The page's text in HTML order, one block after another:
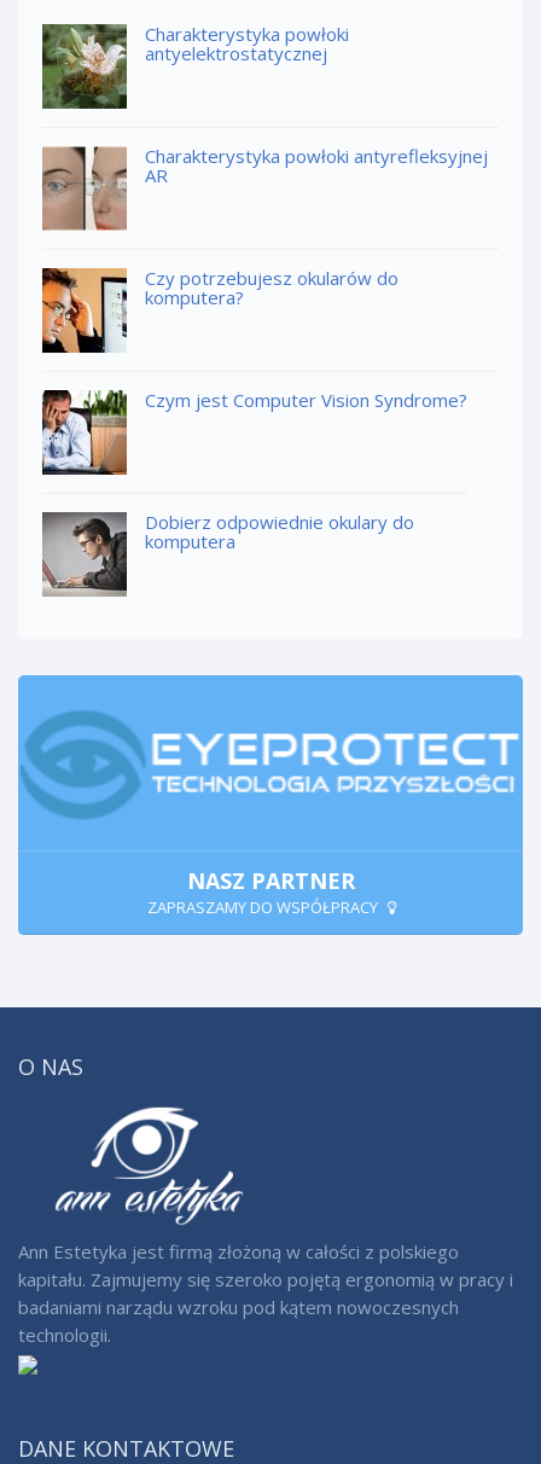
Charakterystyka powłoki
antyelektrostatycznej
Charakterystyka powłoki antyrefleksyjnej
AR
Czy potrzebujesz okularów do
komputera?
Czym jest Computer Vision Syndrome?
Dobierz odpowiednie okulary do
komputera
NASZ PARTNER
ZAPRASZAMY DO WSPÓŁPRACY
O NAS
Ann Estetyka jest firmą złożoną w całości z polskiego
kapitału. Zajmujemy się szeroko pojętą ergonomią w pracy i
badaniami narządu wzroku pod kątem nowoczesnych
technologii.
DANE KONTAKTOWE